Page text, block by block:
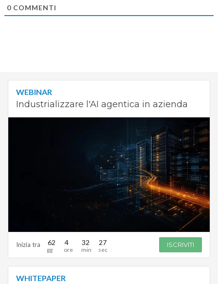
0COMMENTI
WEBINAR
Industrializzare l'AI agentica in azienda
Inizia tra 62 4 32 26 ISCRIVITI
WHITEPAPER